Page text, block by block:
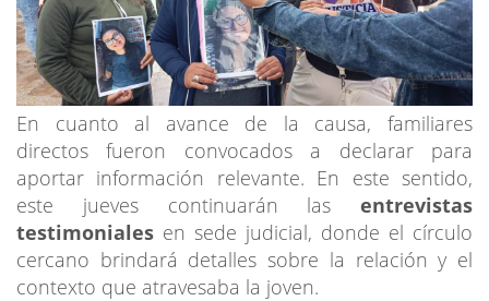
En cuanto al avance de la causa, familiares
directos fueron convocados a declarar para
aportar información relevante. En este sentido,
este jueves continuarán las entrevistas
testimoniales en sede judicial, donde el círculo
cercano brindará detalles sobre la relación y el
contexto que atravesaba la joven.